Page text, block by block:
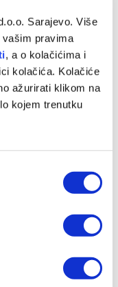
Sarajevo. Više
vašim pravima
, a o kolačićima i
kolačića. Kolačiće
ažurirati klikom na
kojem trenutku